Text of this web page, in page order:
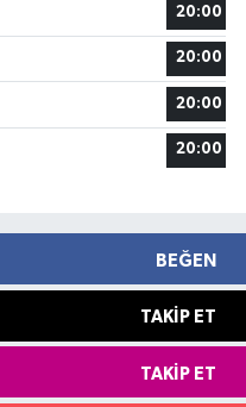
20:00
20:00
20:00
20:00
BEĞEN
TAKIP ET
TAKIP ET